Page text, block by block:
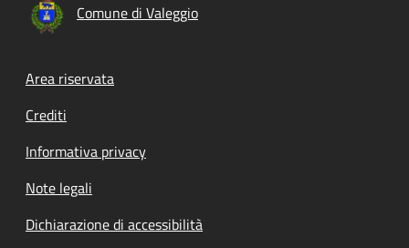
Comune di Valeggio
Footer menu
Area riservata
Crediti
Informativa privacy
Note legali
Dichiarazione di accessibilità